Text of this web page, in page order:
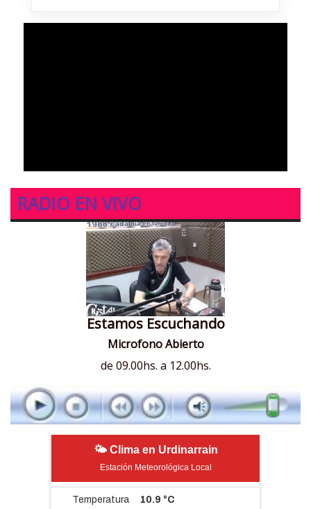
RADIO EN VIVO
Estamos Escuchando
Microfono Abierto
de 09.00hs. a 12.00hs.
🌤 Clima en Urdinarrain
Estación Meteorológica Local